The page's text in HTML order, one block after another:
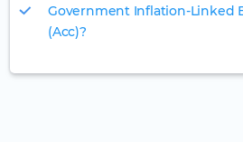
Government Inflation-Linked
(Acc)?